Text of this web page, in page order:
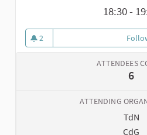
18:30 -
2
2 followers
ATTENDEES
6
ATTENDING
TdN
CdG